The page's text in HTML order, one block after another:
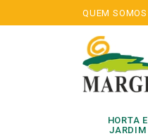
QUEM SOMOS
HORTA E
JARDIM